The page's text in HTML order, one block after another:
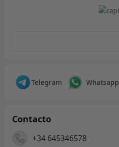
Telegram Whatsapp
Contacto
+34 645346578